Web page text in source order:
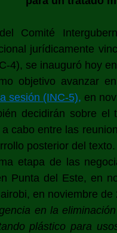
Comité
jurídicamente
4), se inauguró hoy
objetivo avanzar
sesión (INC-5), en
decidirán sobre el
cabo entre las
posterior del texto.
etapa de las
Punta del Este, en
en noviembre de
en la
plástico para